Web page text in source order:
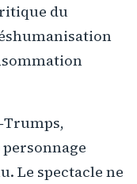
du
Le spectacle ne